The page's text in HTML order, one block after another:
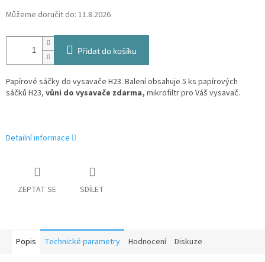
Můžeme doručit do: 11.8.2026
Přidat do košíku
Papírové sáčky do vysavače H23. Balení obsahuje 5 ks papírových
sáčků H23, vůni do vysavače zdarma, mikrofiltr pro Váš vysavač.
Detailní informace
ZEPTAT SE SDÍLET
Popis Technické parametry Hodnocení Diskuze